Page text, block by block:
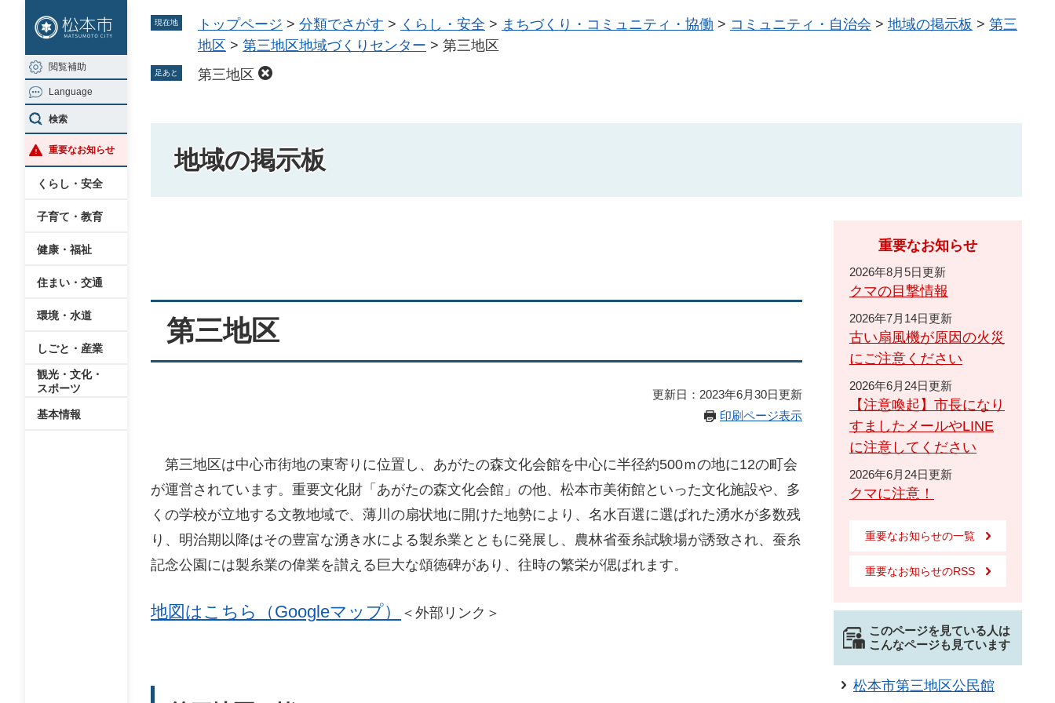
ジ
の
先
頭
で
す
ュ
ー
を
飛
ば
し
閲覧補助
Language
検索
重要なお知らせ
くらし・安全
子育て・教育
健康・福祉
住まい・交通
環境・水道
しごと・産業
観光・文化・
スポーツ
基本情報
現在地 トップページ > 分類でさがす > くらし・安全 > まちづくり・コミュニティ・協働 > コミュニティ・自治会 > 地域の掲示板 > 第三
地区 > 第三地区地域づくりセンター > 第三地区
足あと 第三地区
地域の掲示板
第三地区
更新日：2023年6月30日更新
印刷ページ表示
第三地区は中心市街地の東寄りに位置し、あがたの森文化会館を中心に半径約500ｍの地に12の町会
が運営されています。重要文化財「あがたの森文化会館」の他、松本市美術館といった文化施設や、多
くの学校が立地する文教地域で、薄川の扇状地に開けた地勢により、名水百選に選ばれた湧水が多数残
り、明治期以降はその豊富な湧き水による製糸業とともに発展し、農林省蚕糸試験場が誘致され、蚕糸
記念公園には製糸業の偉業を讃える巨大な頌徳碑があり、往時の繁栄が偲ばれます。
地図はこちら（Googleマップ） ＜外部リンク＞
重要なお知らせ
2026年8月5日更新
クマの目撃情報
2026年7月14日更新
古い扇風機が原因の火災
にご注意ください
2026年6月24日更新
【注意喚起】市長になり
すましたメールやLINE
に注意してください
2026年6月24日更新
クマに注意！
重要なお知らせの一覧
重要なお知らせのRSS
このページを見ている人は
こんなページも見ています
松本市第三地区公民館